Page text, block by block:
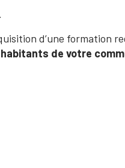
.
d’une formation
de votre